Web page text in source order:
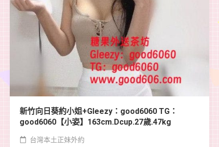
新竹向日葵約小姐+Gleezy：good6060 TG：
good6060【小姿】163cm.Dcup.27歲.47kg
台灣本土正妹外約